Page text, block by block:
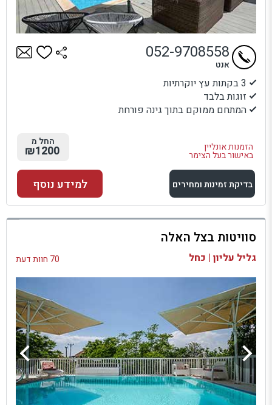
3 בקתות עץ יוקרתיות
זוגות בלבד
המתחם ממוקם בתוך גינה פורחת
הזמנות אונליין
באישור בעל הצימר
052-9708558
אנט
החל מ
₪1200
בדיקת זמינות ומחירים
למתחם זה
בדיקת זמינות ומחירים
למידע נוסף
סוויטות בצל האלה
גליל עליון | כחל 70 חוות דעת